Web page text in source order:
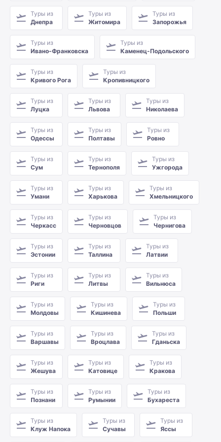
Туры из
Днепра
Туры из
Житомира
Туры из
Запорожья
Туры из
Ивано-Франковска
Туры из
Каменец-Подольского
Туры из
Кривого Рога
Туры из
Кропивницкого
Туры из
Луцка
Туры из
Львова
Туры из
Николаева
Туры из
Одессы
Туры из
Полтавы
Туры из
Ровно
Туры из
Сум
Туры из
Тернополя
Туры из
Ужгорода
Туры из
Умани
Туры из
Харькова
Туры из
Хмельницкого
Туры из
Черкасс
Туры из
Черновцов
Туры из
Чернигова
Туры из
Эстонии
Туры из
Таллина
Туры из
Латвии
Туры из
Риги
Туры из
Литвы
Туры из
Вильнюса
Туры из
Молдовы
Туры из
Кишинева
Туры из
Польши
Туры из
Варшавы
Туры из
Вроцлава
Туры из
Гданьска
Туры из
Жешува
Туры из
Катовице
Туры из
Кракова
Туры из
Познани
Туры из
Румынии
Туры из
Бухареста
Туры из
Клуж Напока
Туры из
Сучавы
Туры из
Яссы